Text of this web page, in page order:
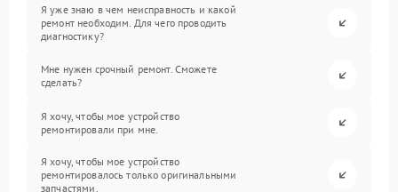
Я уже знаю в чем неисправность и какой
ремонт необходим. Для чего проводить
диагностику?
Мне нужен срочный ремонт. Сможете
сделать?
Я хочу, чтобы мое устройство
ремонтировали при мне.
Я хочу, чтобы мое устройство
ремонтировалось только оригинальными
запчастями.